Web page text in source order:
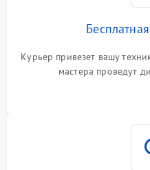
Курьер привезет вашу
мастера проведут